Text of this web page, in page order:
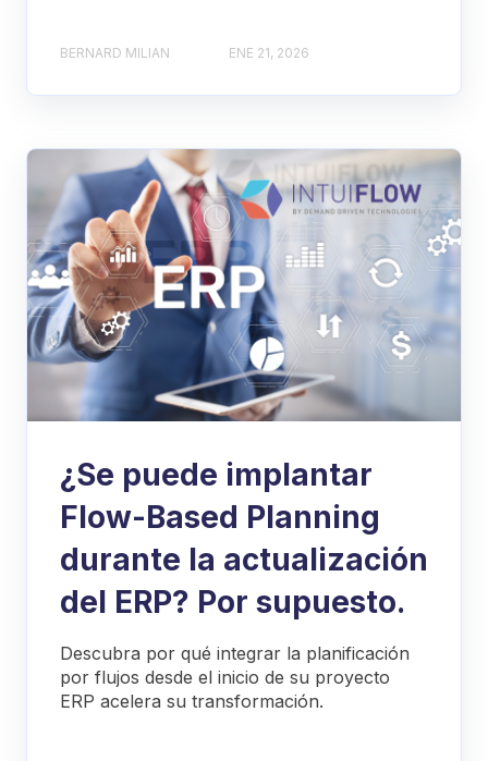
BERNARD MILIAN ENE 21, 2026
¿Se puede implantar
Flow-Based Planning
durante la actualización
del ERP? Por supuesto.
Descubra por qué integrar la planificación
por flujos desde el inicio de su proyecto
ERP acelera su transformación.